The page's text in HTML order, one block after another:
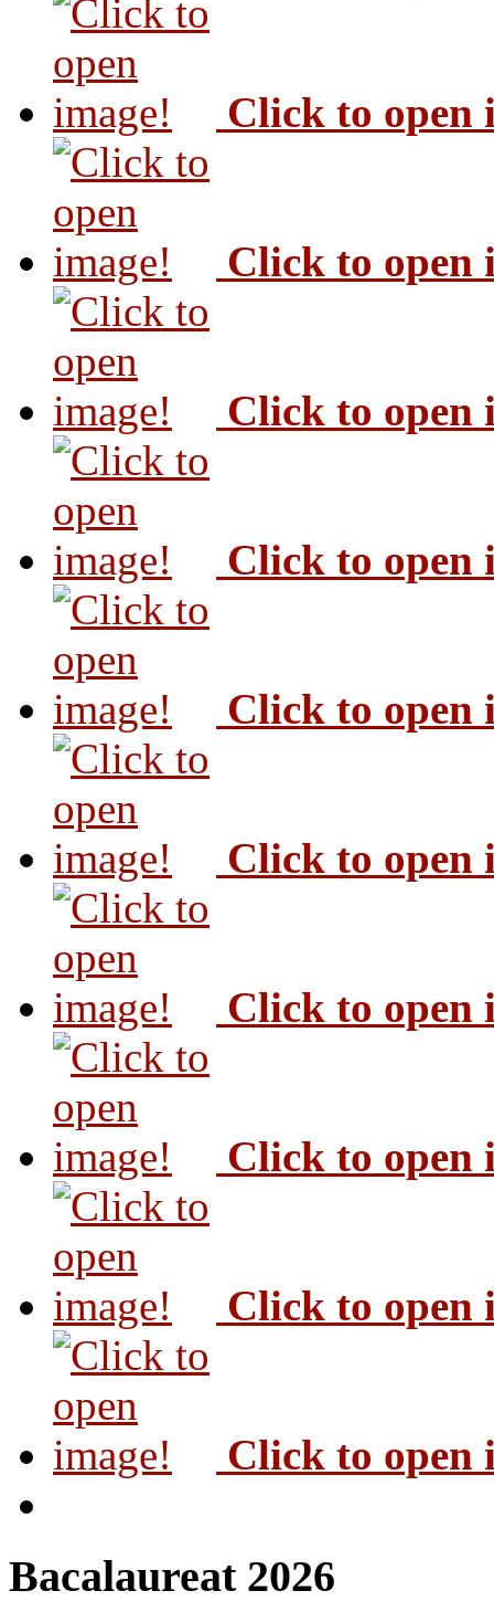
Click to open
Click to open
Click to open
Click to open
Click to open
Click to open
Click to open
Click to open
Click to open
Click to open
Bacalaureat 2026